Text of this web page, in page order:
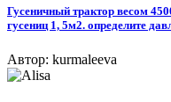
Гусеничный трактор весом
гусениц 1, 5м2. определите
Автор: kurmaleeva